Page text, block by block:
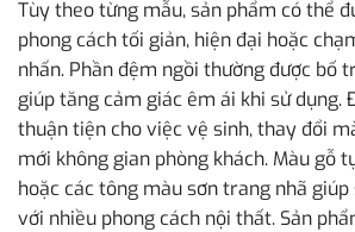
Tùy theo từng mẫu, sản phẩm có thể
phong cách tối giản, hiện đại hoặc
nhấn. Phần đệm ngồi thường được bố
giúp tăng cảm giác êm ái khi sử dụng.
thuận tiện cho việc vệ sinh, thay đổi
mới không gian phòng khách. Màu gỗ
hoặc các tông màu sơn trang nhã
với nhiều phong cách nội thất. Sản